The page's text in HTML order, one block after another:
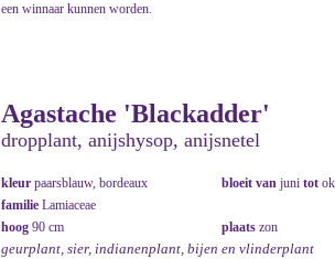
een winnaar kunnen worden.
Agastache 'Blackadder'
dropplant, anijshysop, anijsnetel
kleur paarsblauw, bordeaux bloeit van juni tot
familie Lamiaceae
hoog 90 cm plaats zon
geurplant, sier, indianenplant, bijen en vlinderplant